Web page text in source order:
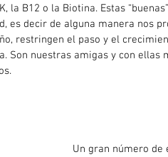
B12 o la Biotina. Estas
es decir de alguna manera nos
restringen el paso y el
Son nuestras amigas y con ellas
Un gran número de